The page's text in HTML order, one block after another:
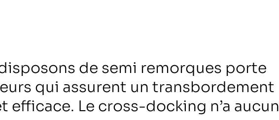
de semi remorques porte
qui assurent un transbordement
efficace. Le cross-docking n’a aucun